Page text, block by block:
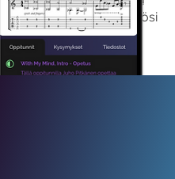
sisältömme käyttöösi